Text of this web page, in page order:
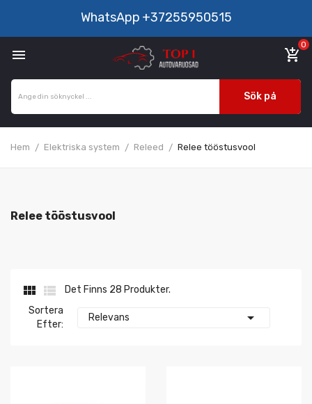
WhatsApp +37255950515
 add_shopping_cart
0
Sök på
Hem Elektriska system Releed Relee tööstusvool
Relee tööstusvool
 
Det Finns 28 Produkter.
Sortera
Efter:
Relevans 